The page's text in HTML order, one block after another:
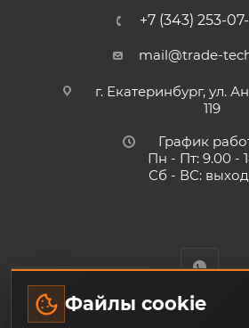
+7 (343) 253-
mail@trade-
г. Екатеринбург, ул.
119
График
Пн - Пт: 9.00 -
Сб - ВС:
Файлы cookie